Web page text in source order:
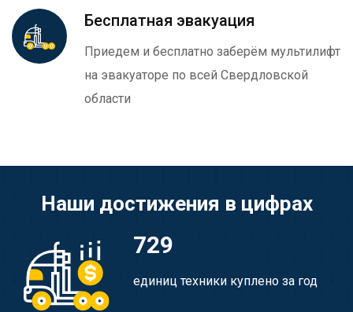
Бесплатная эвакуация
Приедем и бесплатно заберём мультилифт
на эвакуаторе по всей Свердловской
области
Наши достижения в цифрах
729
единиц техники куплено за год